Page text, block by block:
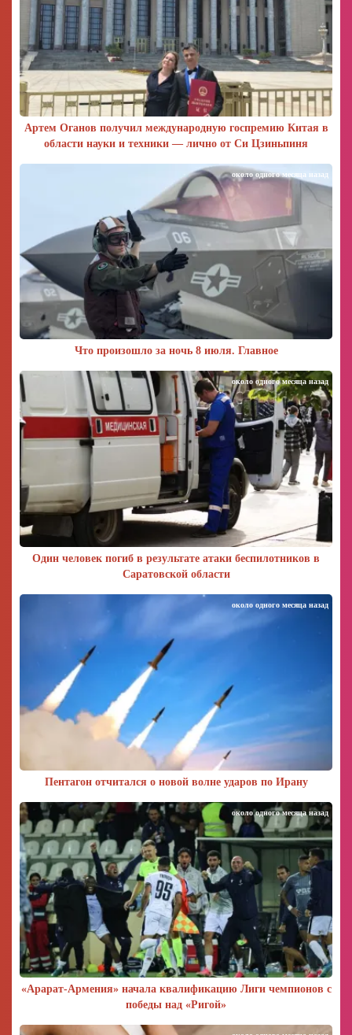
Артем Оганов получил международную госпремию Китая в
области науки и техники — лично от Си Цзиньпиня
Что произошло за ночь 8 июля. Главное
около одного месяца назад
Один человек погиб в результате атаки беспилотников в
Саратовской области
около одного месяца назад
Пентагон отчитался о новой волне ударов по Ирану
около одного месяца назад
«Арарат‑Армения» начала квалификацию Лиги чемпионов с
победы над «Ригой»
около одного месяца назад